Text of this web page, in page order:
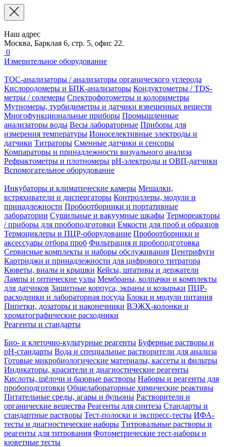
Наш адрес
Москва, Барклая 6, стр. 5, офис 22.
0
Измерительное оборудование
TOC-анализаторы / анализаторы органического углерода
Кислородомеры и БПК-анализаторы Кондуктометры / TDS-
метры / солемеры Спектрофотометры и колориметры
Мутномеры, турбидиметры и датчики взвешенных веществ
Многофункциональные приборы Промышленные
анализаторы воды Весы лабораторные Приборы для
измерения температуры Ионоселективные электроды и
датчики Титраторы Сменные датчики и сенсоры
Компараторы и принадлежности визуального анализа
Рефрактометры и плотномеры pH-электроды и ОВП-датчики
Вспомогательное оборудование
Инкубаторы и климатические камеры Мешалки,
встряхиватели и диспергаторы Контроллеры, модули и
принадлежности Пробоотборники и портативные
лаборатории Сушильные и вакуумные шкафы Термореакторы
/ приборы для пробоподготовки Емкости для проб и образцов
Термоциклеры и ПЦР-оборудование Пробоотборники и
аксессуары отбора проб Фильтрация и пробоподготовка
Сервисные комплекты и наборы обслуживания Центрифуги
Картриджи и принадлежности для цифрового титратора
Кюветы, виалы и крышки Кейсы, штативы и держатели
Лампы и оптические узлы Мембраны, колпачки и комплекты
для датчиков Защитные корпуса, экраны и козырьки ПЦР-
расходники и лабораторная посуда Блоки и модули питания
Пипетки, дозаторы и наконечники ВЭЖХ-колонки и
хроматографические расходники
Реагенты и стандарты
Био- и клеточно-культурные реагенты Буферные растворы и
pH-стандарты Вода и специальные растворители для анализа
Готовые микробиологические материалы, кассеты и фильтры
Индикаторы, красители и диагностические реагенты
Кислоты, щёлочи и базовые растворы Наборы и реагенты для
пробоподготовки Общелабораторные химические реактивы
Питательные среды, агары и бульоны Растворители и
органические вещества Реагенты для синтеза Стандарты и
стандартные растворы Тест-полоски и экспресс-тесты ИФА-
тесты и диагностические наборы Титровальные растворы и
реагенты для титрования Фотометрические тест-наборы и
кюветные тесты